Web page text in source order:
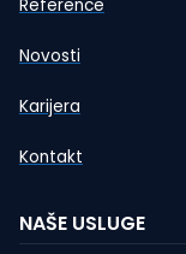
Reference
Novosti
Karijera
Kontakt
NAŠE USLUGE